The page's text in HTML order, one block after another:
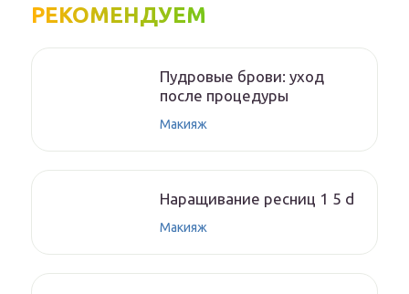
РЕКОМЕНДУЕМ
Пудровые брови: уход
после процедуры
Макияж
Наращивание ресниц 1 5 d
Макияж